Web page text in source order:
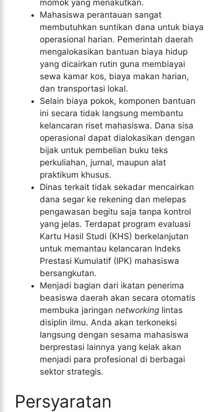
momok yang menakutkan.
Mahasiswa perantauan sangat
membutuhkan suntikan dana untuk biaya
operasional harian. Pemerintah daerah
mengalokasikan bantuan biaya hidup
yang dicairkan rutin guna membiayai
sewa kamar kos, biaya makan harian,
dan transportasi lokal.
Selain biaya pokok, komponen bantuan
ini secara tidak langsung membantu
kelancaran riset mahasiswa. Dana sisa
operasional dapat dialokasikan dengan
bijak untuk pembelian buku teks
perkuliahan, jurnal, maupun alat
praktikum khusus.
Dinas terkait tidak sekadar mencairkan
dana segar ke rekening dan melepas
pengawasan begitu saja tanpa kontrol
yang jelas. Terdapat program evaluasi
Kartu Hasil Studi (KHS) berkelanjutan
untuk memantau kelancaran Indeks
Prestasi Kumulatif (IPK) mahasiswa
bersangkutan.
Menjadi bagian dari ikatan penerima
beasiswa daerah akan secara otomatis
membuka jaringan networking lintas
disiplin ilmu. Anda akan terkoneksi
langsung dengan sesama mahasiswa
berprestasi lainnya yang kelak akan
menjadi para profesional di berbagai
sektor strategis.
Persyaratan